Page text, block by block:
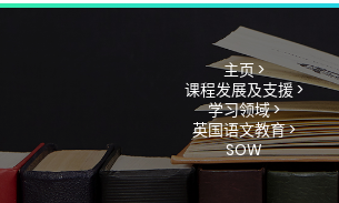
主页 >
课程发展及支援 >
学习领域 >
英国语文教育 >
SOW